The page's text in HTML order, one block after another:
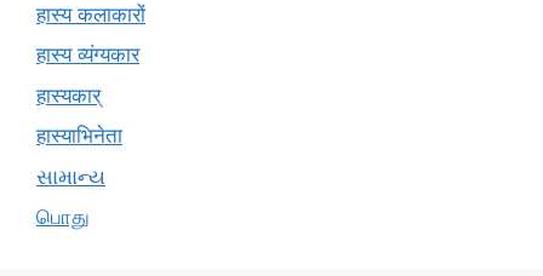
हास्य कलाकारों
हास्य व्यंग्यकार
हास्यकार्
हास्याभिनेता
સામાન્ય
பொது